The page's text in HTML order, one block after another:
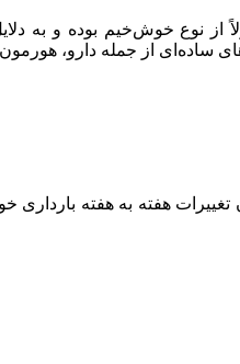
از نوع خوش‌خیم بوده و به
تغییرات هفته به هفته